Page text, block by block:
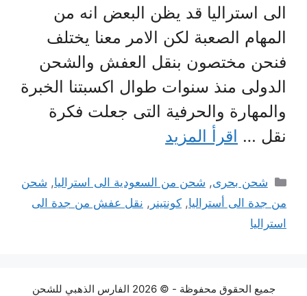
الى استراليا قد يظن البعض انه من
المهام الصعبة لكن الامر معنا يختلف
فنحن مختصون بنقل العفش والشحن
الدولى منذ سنوات طوال اكسبتنا الخبرة
والمهارة والحرفية التى جعلت فكرة
نقل … اقرأ المزيد
التصنيفات
شحن بحرى, شحن من السعودية الى استراليا, شحن
من جدة الى أستراليا, كونتينر , نقل عفش من جدة الى
استراليا
جميع الحقوق محفوظة - © 2026 الفارس الذهبي للشحن